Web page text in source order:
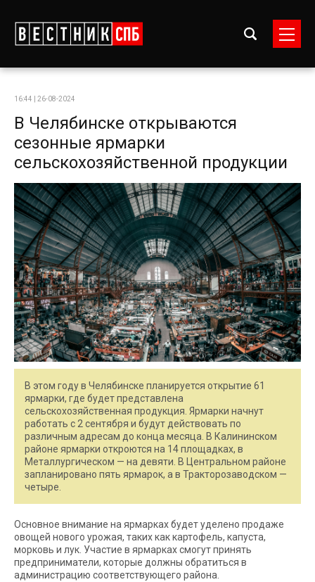
16:44 | 26-08-2024
В Челябинске открываются
сезонные ярмарки
сельскохозяйственной продукции
В этом году в Челябинске планируется открытие 61
ярмарки, где будет представлена
сельскохозяйственная продукция. Ярмарки начнут
работать с 2 сентября и будут действовать по
различным адресам до конца месяца. В Калининском
районе ярмарки откроются на 14 площадках, в
Металлургическом — на девяти. В Центральном районе
запланировано пять ярмарок, а в Тракторозаводском —
четыре.
Основное внимание на ярмарках будет уделено продаже
овощей нового урожая, таких как картофель, капуста,
морковь и лук. Участие в ярмарках смогут принять
предприниматели, которые должны обратиться в
администрацию соответствующего района.